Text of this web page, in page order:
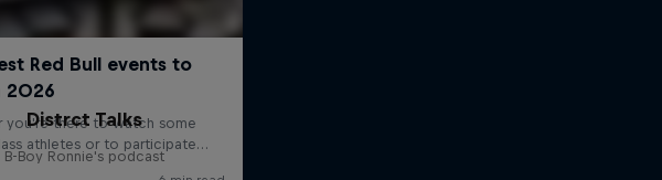
Distrct Talks
B-Boy Ronnie's podcast